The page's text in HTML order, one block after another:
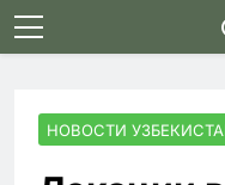
Skip
to
НОВОСТИ